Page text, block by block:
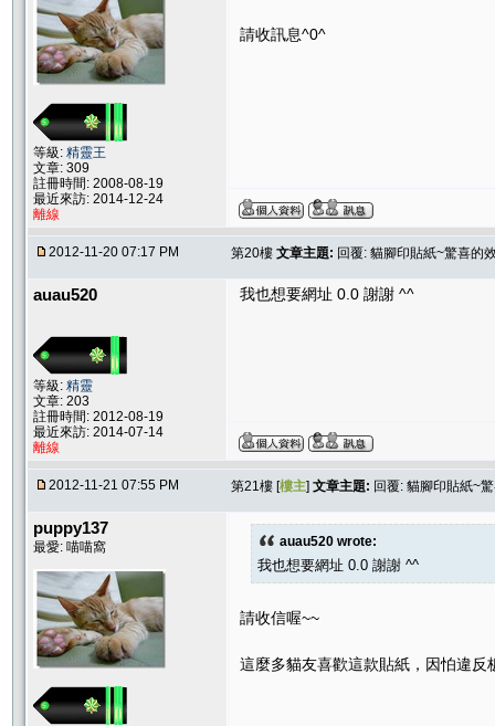
等級: 精靈王
文章: 309
註冊時間: 2008-08-19
最近來訪: 2014-12-24
離線
請收訊息^0^
2012-11-20 07:17 PM 第20樓 文章主題: 回覆: 貓腳印貼紙~驚喜的
auau520
等級: 精靈
文章: 203
註冊時間: 2012-08-19
最近來訪: 2014-07-14
離線
我也想要網址 0.0 謝謝 ^^
2012-11-21 07:55 PM 第21樓 [樓主] 文章主題: 回覆: 貓腳印貼紙~
puppy137
最愛: 喵喵窩 auau520 wrote:
我也想要網址 0.0 謝謝 ^^
請收信喔~~
這麼多貓友喜歡這款貼紙，因怕違